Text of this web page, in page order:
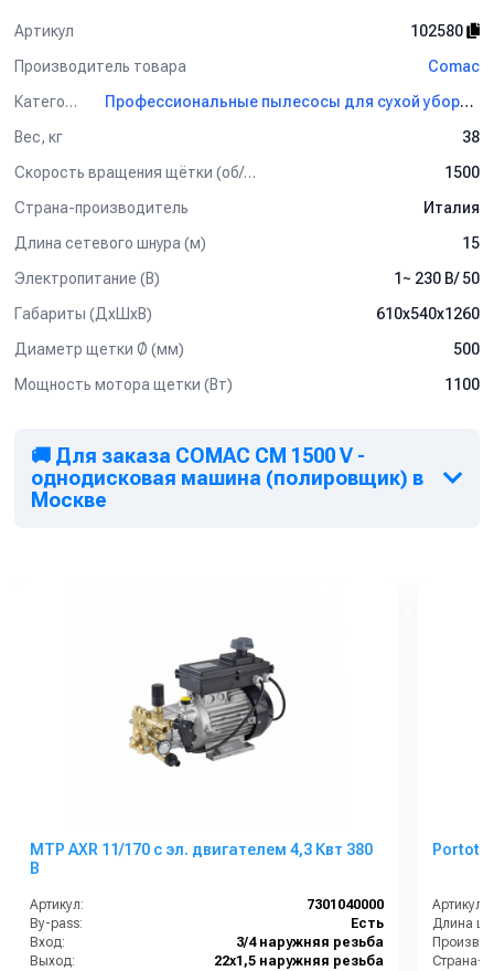
Артикул
102580
Производитель товара
Comac
Категория
Профессиональные пылесосы для сухой уборки Comac
Вес, кг
38
Скорость вращения щётки (об/мин)
1500
Страна-производитель
Италия
Длина сетевого шнура (м)
15
Электропитание (В)
1~ 230 В/ 50
Габариты (ДхШхВ)
610x540x1260
Диаметр щетки Ø (мм)
500
Мощность мотора щетки (Вт)
1100
🚚 Для заказа COMAC CM 1500 V -
однодисковая машина (полировщик) в
Москве
MTP AXR 11/170 с эл. двигателем 4,3 Квт 380
В
Артикул:
7301040000
By-pass:
Есть
Вход:
3/4 наружняя резьба
Выход:
22х1,5 наружняя резьба
Артикул:
Длина
Страна-